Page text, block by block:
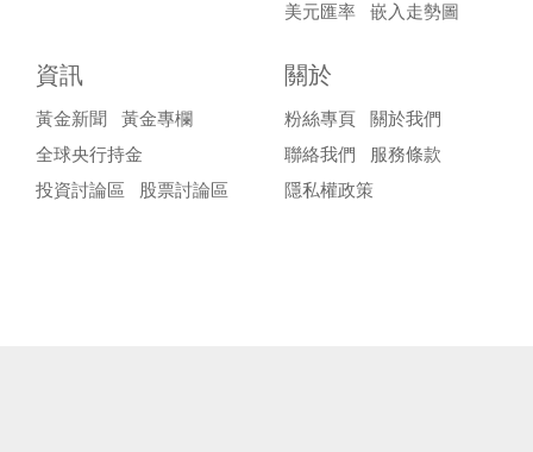
美元匯率
嵌入走勢圖
資訊
黃金新聞
黃金專欄
全球央行持金
投資討論區
股票討論區
關於
粉絲專頁
關於我們
聯絡我們
服務條款
隱私權政策